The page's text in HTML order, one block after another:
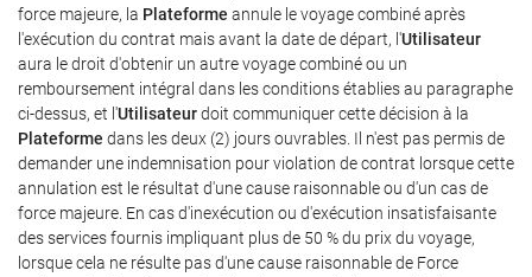
force majeure, la Plateforme annule le voyage combiné après
l'exécution du contrat mais avant la date de départ, l'Utilisateur
aura le droit d'obtenir un autre voyage combiné ou un
remboursement intégral dans les conditions établies au paragraphe
ci-dessus, et l'Utilisateurdoit communiquer cette décision à la
Plateforme dans les deux (2) jours ouvrables. Il n'est pas permis de
demander une indemnisation pour violation de contrat lorsque cette
annulation est le résultat d'une cause raisonnable ou d'un cas de
force majeure. En cas d'inexécution ou d'exécution insatisfaisante
des services fournis impliquant plus de 50 % du prix du voyage,
lorsque cela ne résulte pas d'une cause raisonnable de Force